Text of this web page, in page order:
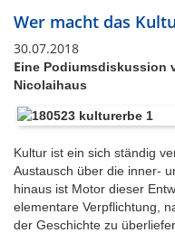
Wer macht das
30.07.2018
Eine Podiumsdiskussion
Nicolaihaus
Kultur ist ein sich ständig
Austausch über die inner-
hinaus ist Motor dieser
elementare Verpflichtung,
der Geschichte zu